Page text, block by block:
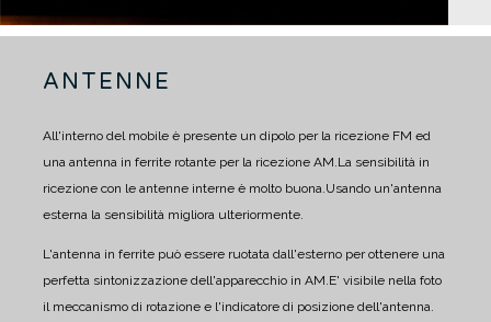
ANTENNE
All'interno del mobile è presente un dipolo per la ricezione FM ed
una antenna in ferrite rotante per la ricezione AM.La sensibilità in
ricezione con le antenne interne è molto buona.Usando un'antenna
esterna la sensibilità migliora ulteriormente.
L'antenna in ferrite può essere ruotata dall'esterno per ottenere una
perfetta sintonizzazione dell'apparecchio in AM.E' visibile nella foto
il meccanismo di rotazione e l'indicatore di posizione dell'antenna.